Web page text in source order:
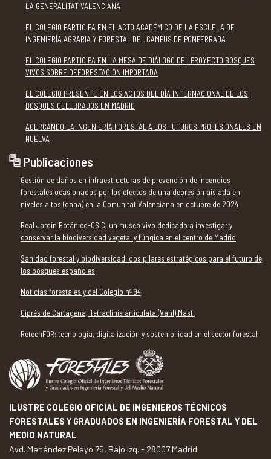
LA GENERALITAT VALENCIANA
EL COLEGIO PARTICIPA EN EL ACTO ACADÉMICO DE LA ESCUELA DE
INGENIERÍA AGRARIA Y FORESTAL DEL CAMPUS DE PONFERRADA
EL COLEGIO PARTICIPA EN LA MESA DE DIÁLOGO DEL PROYECTO BOSQUES
VIVOS SOBRE DEFORESTACIÓN IMPORTADA
EL COLEGIO PRESENTE EN LOS ACTOS DEL DÍA INTERNACIONAL DE LOS
BOSQUES CELEBRADOS EN MADRID
ACERCANDO LA INGENIERÍA FORESTAL A LOS FUTUROS PROFESIONALES EN
HUELVA
Publicaciones
Gestión de daños en infraestructuras de prevención de incendios
forestales ocasionados por los efectos de una depresión aislada en
niveles altos (dana) en la Comunitat Valenciana en octubre de 2024
Real Jardín Botánico-CSIC, un museo vivo dedicado a investigar y
conservar la biodiversidad vegetal y fúngica en el centro de Madrid
Sanidad forestal y biodiversidad: dos pilares estratégicos para el futuro de
los bosques españoles
Noticias forestales y del Colegio nº 94
Ciprés de Cartagena, Tetraclinis articulata (Vahl) Mast.
RetechFOR: tecnología, digitalización y sostenibilidad en el sector forestal
ILUSTRE COLEGIO OFICIAL DE INGENIEROS TÉCNICOS
FORESTALES Y GRADUADOS EN INGENIERÍA FORESTAL Y DEL
MEDIO NATURAL
Avd. Menéndez Pelayo 75, Bajo Izq. - 28007 Madrid